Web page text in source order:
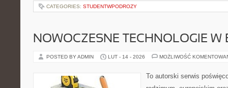
CATEGORIES: STUDENTWPODROZY
NOWOCZESNE TECHNOLOGIE W
POSTED BY ADMIN LUT - 14 - 2026 MOŻLIWOŚĆ
To autorski serwis